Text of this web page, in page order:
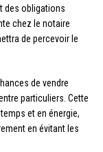
des obligations
chez le notaire
de percevoir le
de vendre
particuliers. Cette
et en énergie,
en évitant les